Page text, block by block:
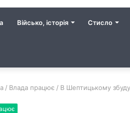
Військо, історія Стисло
/ Влада працює / В Шептицькому